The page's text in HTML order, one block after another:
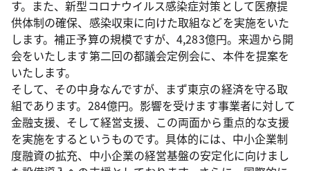
す。また、新型コロナウイルス感染症対策として医療提
供体制の確保、感染収束に向けた取組などを実施をいた
します。補正予算の規模ですが、4,283億円。来週から開
会をいたします第二回の都議会定例会に、本件を提案を
いたします。
そして、その中身なんですが、まず東京の経済を守る取
組であります。284億円。影響を受けます事業者に対して
金融支援、そして経営支援、この両面から重点的な支援
を実施をするというものです。具体的には、中小企業制
度融資の拡充、中小企業の経営基盤の安定化に向けまし